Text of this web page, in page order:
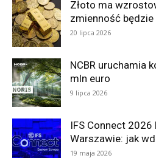
Złoto ma
zmienność będzie
20 lipca 2026
NCBR uruchamia
mln euro
9 lipca 2026
IFS Connect 2026
Warszawie: jak
19 maja 2026